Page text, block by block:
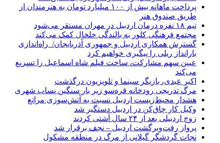
پرداخت ماهانه بیش از ۱۰۰ میلیارد تومان به هنرمندان از
طریق صندوق هنر
تیم ۱۸ نفره درمان اردبیل در مهران مستقر می‌شود
مجتمع فرهنگی کلور به بالندگی خلخال کمک می‌کند
گسترش همکاری اردبیل و جمهوری آذربایجان/ راه‌اندازی
بارانداز ریلی را پیگیری خواهیم کرد
عیین سهم مشارکت، ساخت فیلم شاه‌ اسماعیل را تسریع
می‌کند
اکبر عبدی، بازیگر سینما و تلویزیون درگذشت
مرگ تدریجی رودخانه قره‌سو زیر بار سنگین پساب شهری
هشدار محیط‌زیست اردبیل نسبت به آتش‌سوزی مراتع
وکیل کار چاق‌کن در اردبیل دستگیر شد
زوج اردبیلی بعد از ۲۴ سال آشتی کردند
پرواز رفت‌وبرگشت اردبیل – نجف برقرار شد
نجات گردشگر گیلانی از مرگ در منطقه مشکول